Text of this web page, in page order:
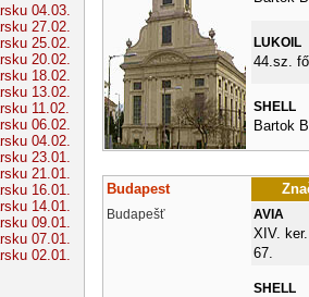
04.03.
27.02.
25.02.
20.02.
18.02.
13.02.
11.02.
06.02.
04.02.
23.01.
21.01.
16.01.
14.01.
09.01.
07.01.
02.01.
LUKOIL
44.sz.
SHELL
Bartok
Budapest
Budapešť AVIA
XIV.
67.
SHELL